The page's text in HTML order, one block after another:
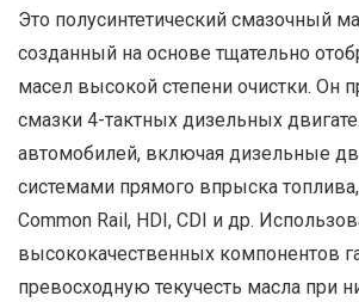
Это полусинтетический смазочный
созданный на основе тщательно
масел высокой степени очистки. Он
смазки 4-тактных дизельных
автомобилей, включая дизельные
системами прямого впрыска
Common Rail, HDI, CDI и др.
высококачественных компонентов
превосходную текучесть масла при